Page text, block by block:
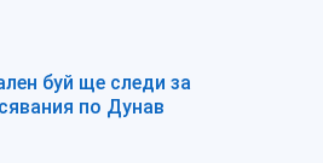
буй ще следи за
по Дунав